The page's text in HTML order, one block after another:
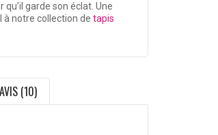
garde son éclat. Une
notre collection de tapis
AVIS (10)